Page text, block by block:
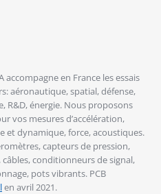
accompagne en France les essais
aéronautique, spatial, défense,
R&D, énergie. Nous proposons
vos mesures d’accélération,
et dynamique, force, acoustiques.
capteurs de pression,
conditionneurs de signal,
pots vibrants. PCB
en avril 2021.